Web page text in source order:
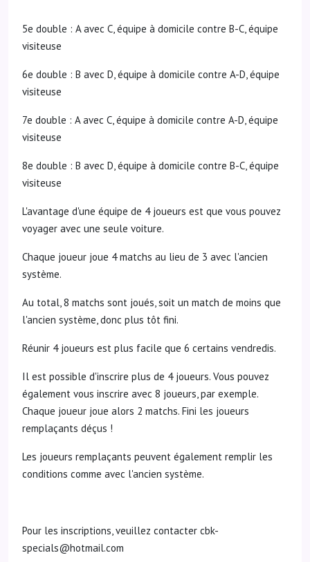
5e double : A avec C, équipe à domicile contre B-C, équipe
visiteuse
6e double : B avec D, équipe à domicile contre A-D, équipe
visiteuse
7e double : A avec C, équipe à domicile contre A-D, équipe
visiteuse
8e double : B avec D, équipe à domicile contre B-C, équipe
visiteuse
L'avantage d'une équipe de 4 joueurs est que vous pouvez
voyager avec une seule voiture.
Chaque joueur joue 4 matchs au lieu de 3 avec l'ancien
système.
Au total, 8 matchs sont joués, soit un match de moins que
l'ancien système, donc plus tôt fini.
Réunir 4 joueurs est plus facile que 6 certains vendredis.
Il est possible d'inscrire plus de 4 joueurs. Vous pouvez
également vous inscrire avec 8 joueurs, par exemple.
Chaque joueur joue alors 2 matchs. Fini les joueurs
remplaçants déçus !
Les joueurs remplaçants peuvent également remplir les
conditions comme avec l'ancien système.
Pour les inscriptions, veuillez contacter cbk-
specials@hotmail.com